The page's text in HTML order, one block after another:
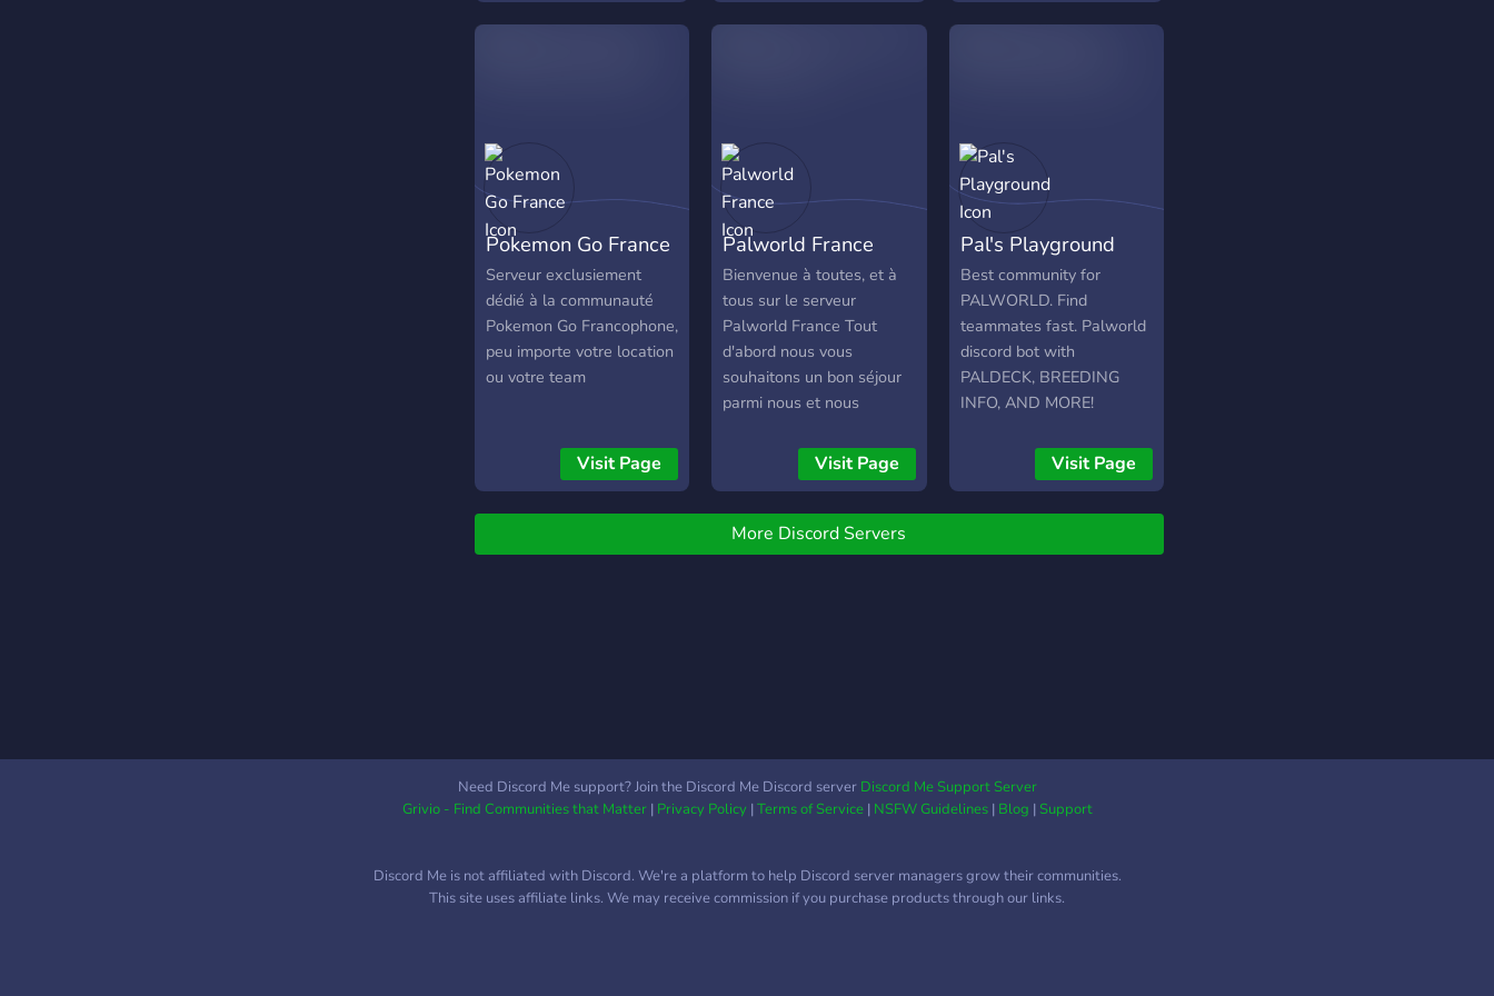
Pokemon Go France
Serveur exclusiement
dédié à la communauté
Pokemon Go Francophone,
peu importe votre location
ou votre team
Visit Page
Palworld France
Bienvenue à toutes, et à
tous sur le serveur
Palworld France Tout
d'abord nous vous
souhaitons un bon séjour
parmi nous et nous
plairez ici. Vous êtes priés
de respectez les règles.
beaucoup d'entre vous
suscitent un grand intérêt
Visit Page
Pal's Playground
Best community for
PALWORLD. Find
teammates fast. Palworld
discord bot with
PALDECK, BREEDING
INFO, AND MORE!
launching shortly!!!Visit Page
More Discord Servers
Need Discord Me support? Join the Discord Me Discord server Discord Me Support Server
Grivio - Find Communities that Matter| Privacy Policy|Terms of Service| NSFW Guidelines| Blog |Support
Discord Me is not affiliated with Discord. We're a platform to help Discord server managers grow their communities.
This site uses affiliate links. We may receive commission if you purchase products through our links.